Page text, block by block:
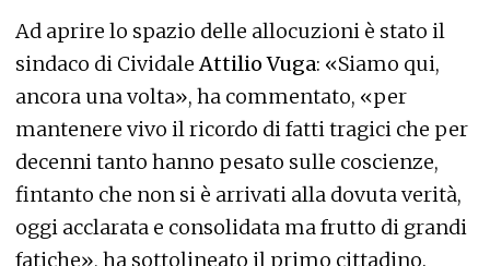
Ad aprire lo spazio delle allocuzioni è stato il
sindaco di CividaleAttilio Vuga: «Siamo qui,
ancora una volta», ha commentato, «per
mantenere vivo il ricordo di fatti tragici che per
decenni tanto hanno pesato sulle coscienze,
fintanto che non si è arrivati alla dovuta verità,
oggi acclarata e consolidata ma frutto di grandi
fatiche», ha sottolineato il primo cittadino.